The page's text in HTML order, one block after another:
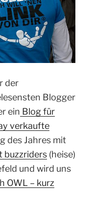
der
Blogger
ein Blog für
verkaufte
des Jahres mit
buzzriders (heise)
und wird uns
OWL – kurz